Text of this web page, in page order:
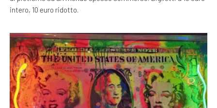
intero, 10 euro ridotto.